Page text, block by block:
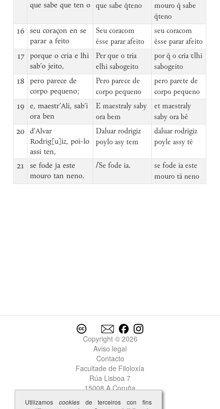
que sabe que ten o
que sabe q̄teno
mouro q̄ sabe
q̄teno
16
seu coraçon en se
parar a feito
Seu coracom
ēsse parar afeito
seu coracom
ēsse parar afeito
17
porque o cria e lhi
sab’o jeito,
Per que o tria
elhi sabogeito
por q̄ o cria ꞇlhi
sabogeito
18
pero parece de
corpo pequeno;
Pero parece de
corpo pequeno
pero parete de
corpo pequeno
19
e, maestr’Ali, sab’i
ora ben
E maestraly saby
ora bem
et maestraly
saby ora bē
20
d’Alvar
Rodrig[u]iz, poi-lo
assi ten,
Daluar rodrigiz
poylo asy tem
daluar rodrigiz
poyle assy tē
21
se fode ja este
mouro tan neno.
⌈Se fode ia.
se fode ia este
mouro tā neno
Copyright © 2026
Aviso legal
Contacto
Facultade de Filoloxía
Rúa Lisboa 7
15008 A Coruña
Utilizamos cookiesde terceiros con fins